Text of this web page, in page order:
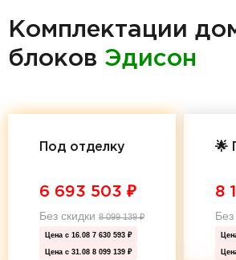
Комплектации
блоков Эдисон
Под отделку
6 693 503 ₽
Без скидки 8 099 139₽
Цена с 16.08 7 630 593 ₽
Цена с 31.08 8 099 139 ₽
🌟
8
Без